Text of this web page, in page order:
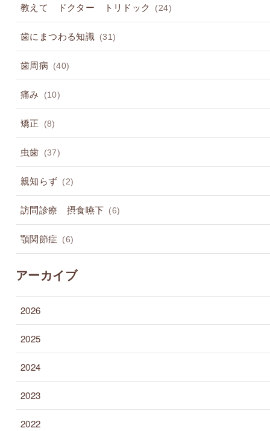
教えて ドクター トリドック (24)
歯にまつわる知識 (31)
歯周病 (40)
痛み (10)
矯正 (8)
虫歯 (37)
親知らず (2)
訪問診療 摂食嚥下 (6)
顎関節症 (6)
アーカイブ
2026
2025
2024
2023
2022